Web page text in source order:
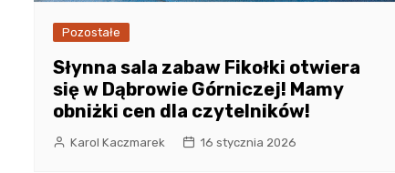
Pozostałe
Słynna sala zabaw Fikołki otwiera
się w Dąbrowie Górniczej! Mamy
obniżki cen dla czytelników!
Karol Kaczmarek 16 stycznia 2026